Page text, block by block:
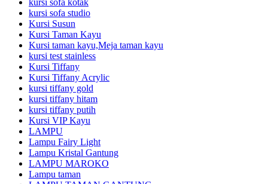
kursi sofa kotak
kursi sofa studio
Kursi Susun
Kursi Taman Kayu
Kursi taman kayu,Meja taman kayu
kursi test stainless
Kursi Tiffany
Kursi Tiffany Acrylic
kursi tiffany gold
kursi tiffany hitam
kursi tiffany putih
Kursi VIP Kayu
LAMPU
Lampu Fairy Light
Lampu Kristal Gantung
LAMPU MAROKO
Lampu taman